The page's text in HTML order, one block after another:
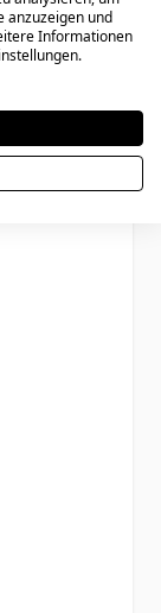
anzuzeigen und
Informationen